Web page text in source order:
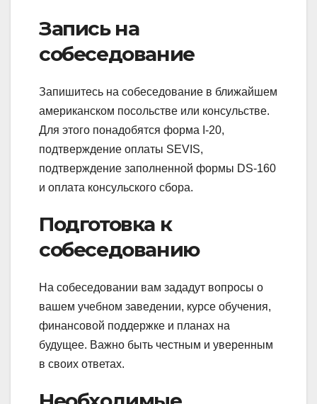
Запись на
собеседование
Запишитесь на собеседование в ближайшем
американском посольстве или консульстве.
Для этого понадобятся форма I-20,
подтверждение оплаты SEVIS,
подтверждение заполненной формы DS-160
и оплата консульского сбора.
Подготовка к
собеседованию
На собеседовании вам зададут вопросы о
вашем учебном заведении, курсе обучения,
финансовой поддержке и планах на
будущее. Важно быть честным и уверенным
в своих ответах.